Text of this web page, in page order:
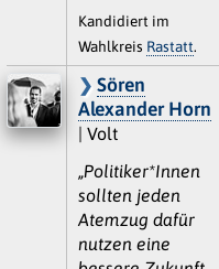
Kandidiert im
Wahlkreis Rastatt.
Sören
Alexander Horn
| Volt
„Politiker*Innen
sollten jeden
Atemzug dafür
nutzen eine